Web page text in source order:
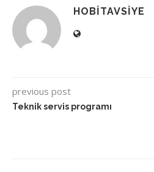
HOBITAVSIYE
previous post
Teknik servis programı